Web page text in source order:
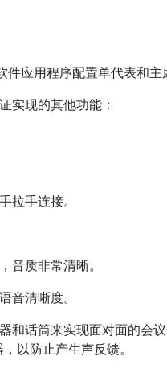
件应用程序配置单代表和主
实现的其他功能：
拉手连接。
音质非常清晰。
音清晰度。
和话筒来实现面对面的会
以防止产生声反馈。